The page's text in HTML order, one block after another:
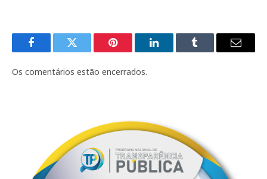
FacebookTwitter Pinterest LinkedInTumblr
E-
Os comentários estão encerrados.